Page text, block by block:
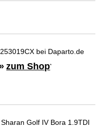
bei Daparto.de
zum Shop*
Golf IV Bora 1.9TDI